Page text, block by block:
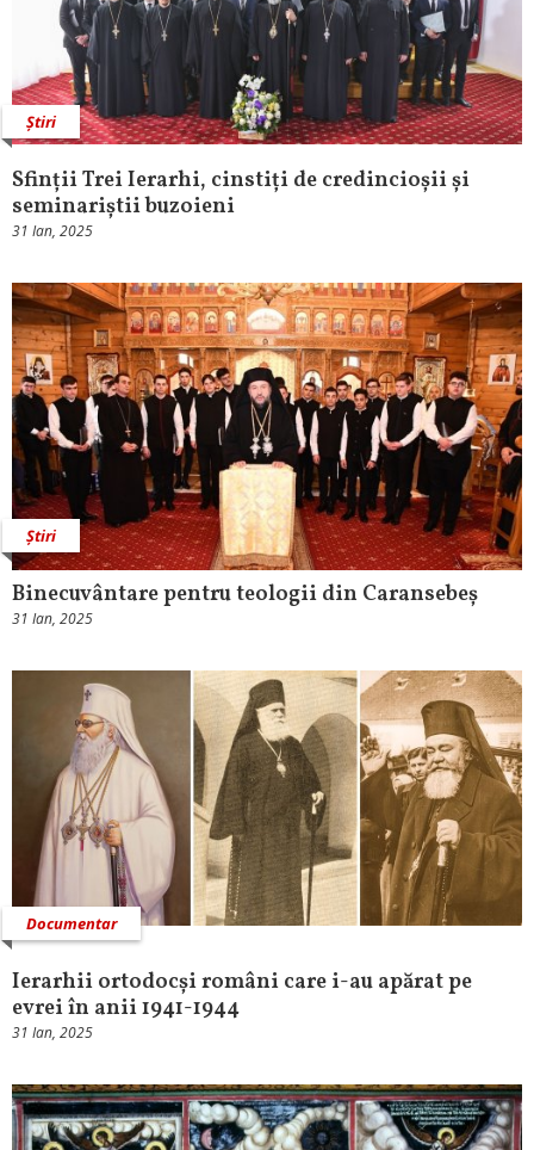
Știri
Sfinții Trei Ierarhi, cinstiți de credincioșii și
seminariștii buzoieni
31 Ian, 2025
Știri
Binecuvântare pentru teologii din Caransebeș
31 Ian, 2025
Documentar
Ierarhii ortodocși români care i-au apărat pe
evrei în anii 1941-1944
31 Ian, 2025